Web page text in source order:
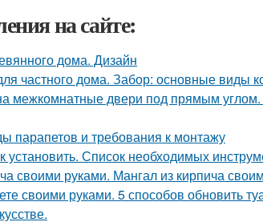
на сайте:
дома. Дизайн
частного дома. Забор: основные виды
межкомнатные двери под прямым
парапетов и требования к монтажу
установить. Список необходимых
своими руками. Мангал из кирпича
своими руками. 5 способов обновить